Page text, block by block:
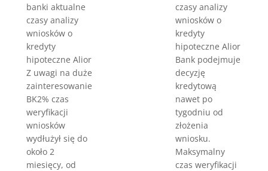
banki aktualne
czasy analizy
wniosków o
kredyty
hipoteczne Alior
Z uwagi na duże
zainteresowanie
BK2% czas
weryfikacji
wniosków
wydłużył się do
około 2
miesięcy, od
czasy analizy
wniosków o
kredyty
hipoteczne Alior
Bank podejmuje
decyzję
kredytową
nawet po
tygodniu od
złożenia
wniosku.
Maksymalny
czas weryfikacji